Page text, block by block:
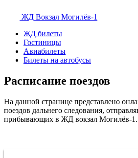
ЖД Вокзал Могилёв-1
ЖД билеты
Гостиницы
Авиабилеты
Билеты на автобусы
Расписание поездов
На данной странице представлено
поездов дальнего следования,
прибывающих в ЖД вокзал Могилёв-1.